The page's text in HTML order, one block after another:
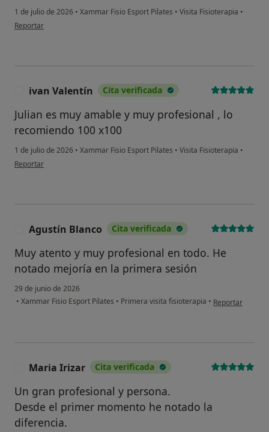
1 de julio de 2026 • Xammar Fisio Esport Pilates • Visita Fisioterapia •
en opinión del usuario ARO
Reportar
ivan Valentín Cita verificada
Julian es muy amable y muy profesional , lo
recomiendo 100 x100
1 de julio de 2026 • Xammar Fisio Esport Pilates • Visita Fisioterapia •
en opinión del usuario ivan Valentín
Reportar
Agustín Blanco Cita verificada
Muy atento y muy profesional en todo. He
notado mejoría en la primera sesión
29 de junio de 2026
• Xammar Fisio Esport Pilates • Primera visita fisioterapia • en opinión del
Reportar
Maria Irizar Cita verificada
Un gran profesional y persona.
Desde el primer momento he notado la
diferencia.